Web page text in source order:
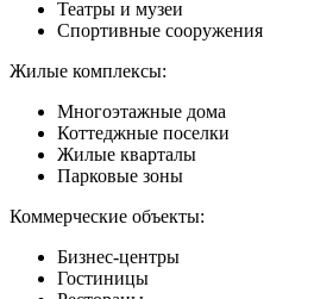
Театры и музеи
Спортивные сооружения
Жилые комплексы:
Многоэтажные дома
Коттеджные поселки
Жилые кварталы
Парковые зоны
Коммерческие объекты:
Бизнес-центры
Гостиницы